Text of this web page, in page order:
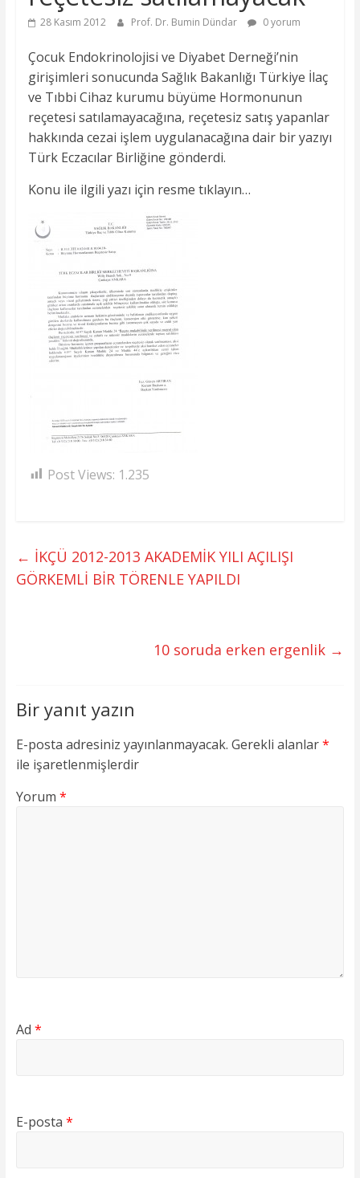
28 Kasım 2012 Prof. Dr. Bumin Dündar 0 yorum
Çocuk Endokrinolojisi ve Diyabet Derneği’nin
girişimleri sonucunda Sağlık Bakanlığı Türkiye İlaç
ve Tıbbi Cihaz kurumu büyüme Hormonunun
reçetesi satılamayacağına, reçetesiz satış yapanlar
hakkında cezai işlem uygulanacağına dair bir yazıyı
Türk Eczacılar Birliğine gönderdi.
Konu ile ilgili yazı için resme tıklayın…
Post Views: 1.235
← İKÇÜ 2012-2013 AKADEMİK YILI AÇILIŞI
GÖRKEMLİ BİR TÖRENLE YAPILDI
10 soruda erken ergenlik →
Bir yanıt yazın
E-posta adresiniz yayınlanmayacak. Gerekli alanlar*
ile işaretlenmişlerdir
Yorum *
Ad *
E-posta *